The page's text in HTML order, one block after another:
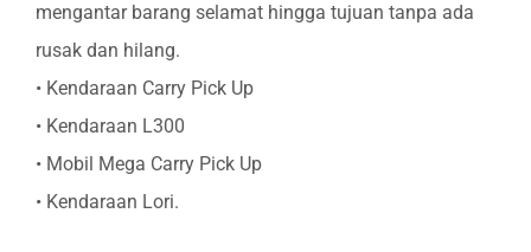
mengantar barang selamat hingga tujuan tanpa ada
rusak dan hilang.
• Kendaraan Carry Pick Up
• Kendaraan L300
• Mobil Mega Carry Pick Up
• Kendaraan Lori.